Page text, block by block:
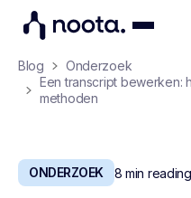
Blog
Onderzoek
Een transcript bewerken:
methoden
ONDERZOEK 8 min reading